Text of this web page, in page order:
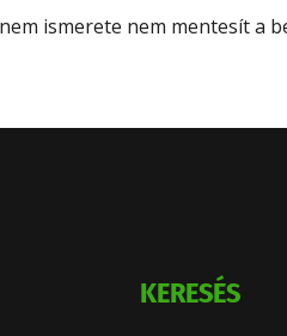
ismerete nem mentesít a
KERESÉS